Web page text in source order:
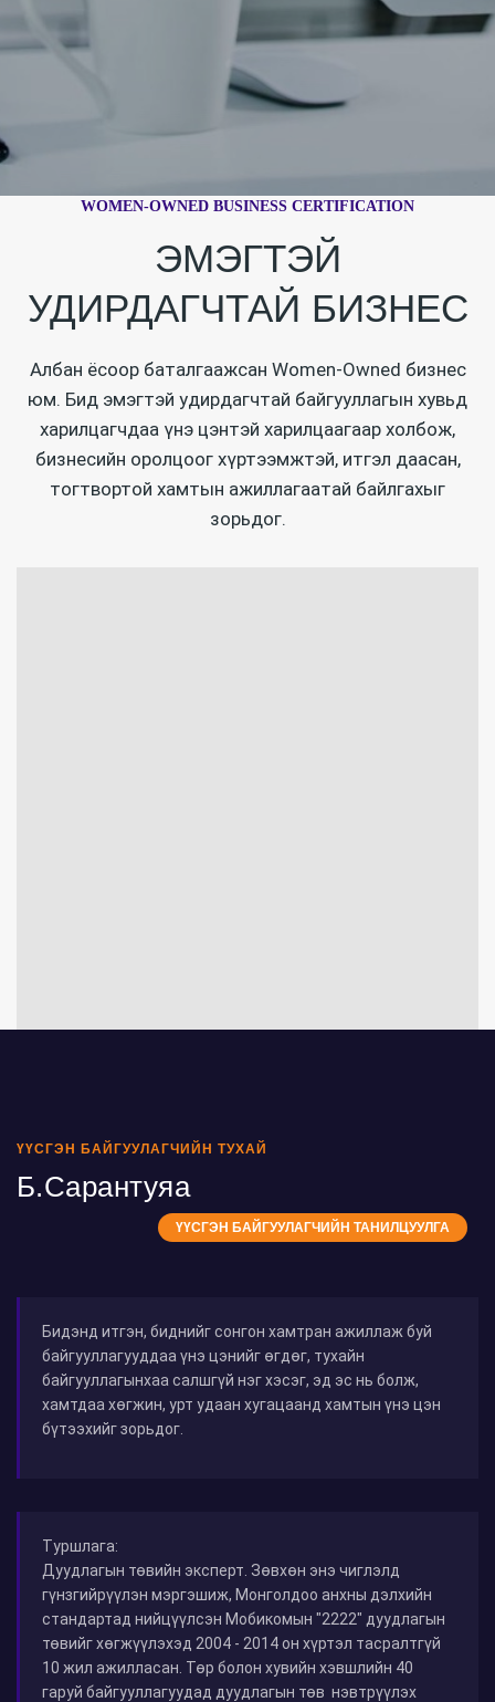
WOMEN-OWNED BUSINESS CERTIFICATION
ЭМЭГТЭЙ
УДИРДАГЧТАЙ БИЗНЕС
Албан ёсоор баталгаажсан Women-Owned бизнес
юм. Бид эмэгтэй удирдагчтай байгууллагын хувьд
харилцагчдаа үнэ цэнтэй харилцаагаар холбож,
бизнесийн оролцоог хүртээмжтэй, итгэл даасан,
тогтвортой хамтын ажиллагаатай байлгахыг
зорьдог.
ҮҮСГЭН БАЙГУУЛАГЧИЙН ТУХАЙ
Б.Сарантуяа
ҮҮСГЭН БАЙГУУЛАГЧИЙН ТАНИЛЦУУЛГА
Бидэнд итгэн, биднийг сонгон хамтран ажиллаж буй
байгууллагууддаа үнэ цэнийг өгдөг, тухайн
байгууллагынхаа салшгүй нэг хэсэг, эд эс нь болж,
хамтдаа хөгжин, урт удаан хугацаанд хамтын үнэ цэн
бүтээхийг зорьдог.
Туршлага:
Дуудлагын төвийн эксперт. Зөвхөн энэ чиглэлд
гүнзгийрүүлэн мэргэшиж, Монголдоо анхны дэлхийн
стандартад нийцүүлсэн Мобикомын "2222" дуудлагын
төвийг хөгжүүлэхэд 2004 - 2014 он хүртэл тасралтгүй
10 жил ажилласан. Төр болон хувийн хэвшлийн 40
гаруй байгууллагуудад дуудлагын төв нэвтрүүлэх